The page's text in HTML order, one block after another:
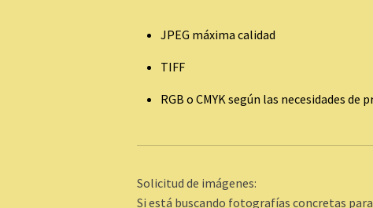
JPEG máxima calidad
TIFF
RGB o CMYK según las necesidades de
Solicitud de imágenes:
Si está buscando fotografías concretas